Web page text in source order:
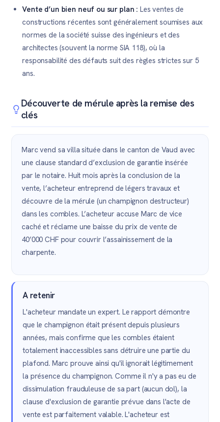
Vente d’un bien neuf ou sur plan : Les ventes de
constructions récentes sont généralement soumises aux
normes de la société suisse des ingénieurs et des
architectes (souvent la norme SIA 118), où la
responsabilité des défauts suit des règles strictes sur 5
ans.
Découverte de mérule après la remise des
clés
Marc vend sa villa située dans le canton de Vaud avec
une clause standard d’exclusion de garantie insérée
par le notaire. Huit mois après la conclusion de la
vente, l’acheteur entreprend de légers travaux et
découvre de la mérule (un champignon destructeur)
dans les combles. L’acheteur accuse Marc de vice
caché et réclame une baisse du prix de vente de
40’000 CHF pour couvrir l’assainissement de la
charpente.
A retenir
L'acheteur mandate un expert. Le rapport démontre
que le champignon était présent depuis plusieurs
années, mais confirme que les combles étaient
totalement inaccessibles sans détruire une partie du
plafond. Marc prouve ainsi qu'il ignorait légitimement
la présence du champignon. Comme il n'y a pas eu de
dissimulation frauduleuse de sa part (aucun dol), la
clause d'exclusion de garantie prévue dans l'acte de
vente est parfaitement valable. L'acheteur est